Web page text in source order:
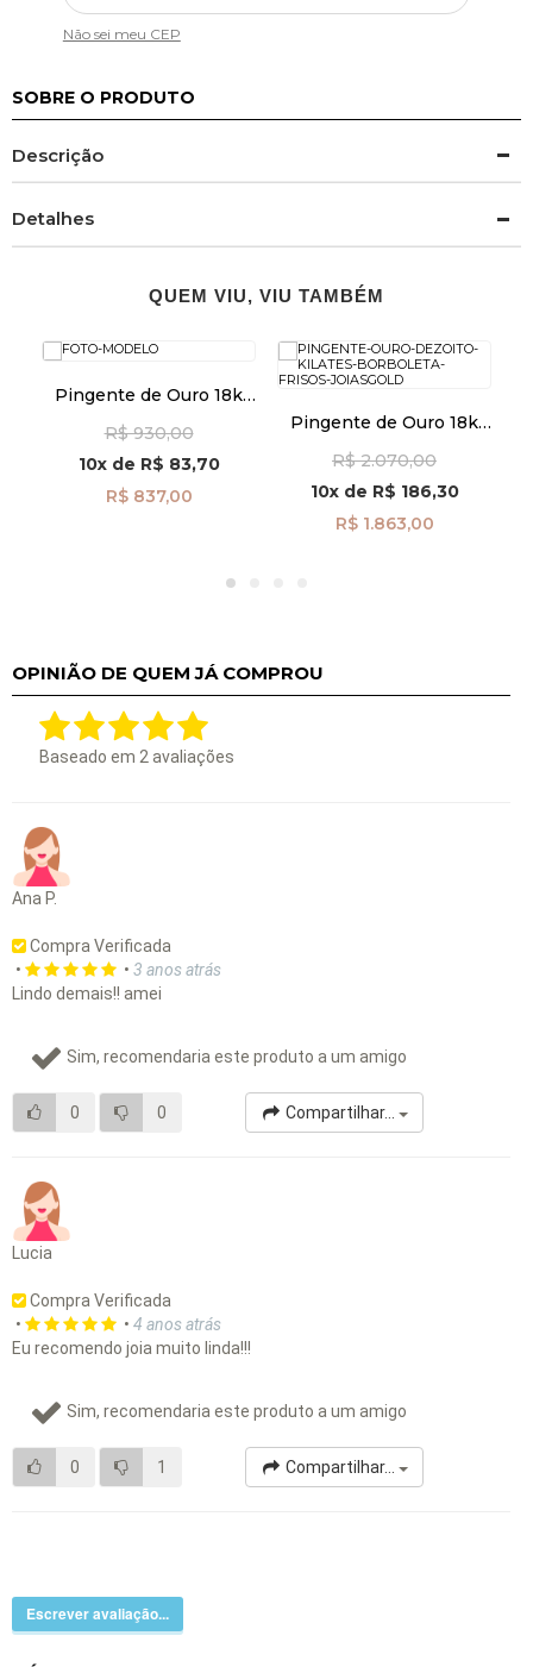
Não sei meu CEP
SOBRE O PRODUTO
Descrição
Detalhes
QUEM VIU, VIU TAMBÉM
Pingente de Ouro 18k
pi24480
R$ 930,00
10xde R$ 83,70
R$ 837,00
Pingente de Ouro 18k
R$ 2.070,00
10xde R$ 186,30
R$ 1.863,00
OPINIÃO DE QUEM JÁ COMPROU
Baseado em 2avaliações
Ana P.
Compra Verificada
•
• 3 anos atrás
Lindo demais!! amei
Sim, recomendaria este produto a um amigo
0 0 Compartilhar...
Lucia
Compra Verificada
•
• 4 anos atrás
Eu recomendo joia muito linda!!!
Sim, recomendaria este produto a um amigo
0 1 Compartilhar...
Escrever avaliação...